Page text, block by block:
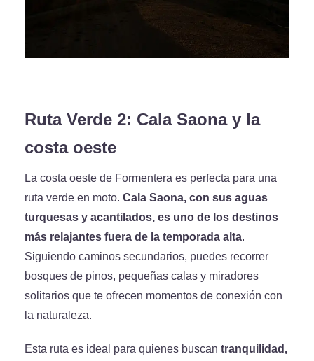
Ruta Verde 2: Cala Saona y la
costa oeste
La costa oeste de Formentera es perfecta para una
ruta verde en moto. Cala Saona, con sus aguas
turquesas y acantilados, es uno de los destinos
más relajantes fuera de la temporada alta.
Siguiendo caminos secundarios, puedes recorrer
bosques de pinos, pequeñas calas y miradores
solitarios que te ofrecen momentos de conexión con
la naturaleza.
Esta ruta es ideal para quienes buscan tranquilidad,